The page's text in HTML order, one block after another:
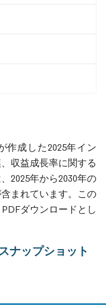
作成した2025年イン
収益成長率に関する
2025年から2030年の
まれています。この
ダウンロードとし
ナップショット